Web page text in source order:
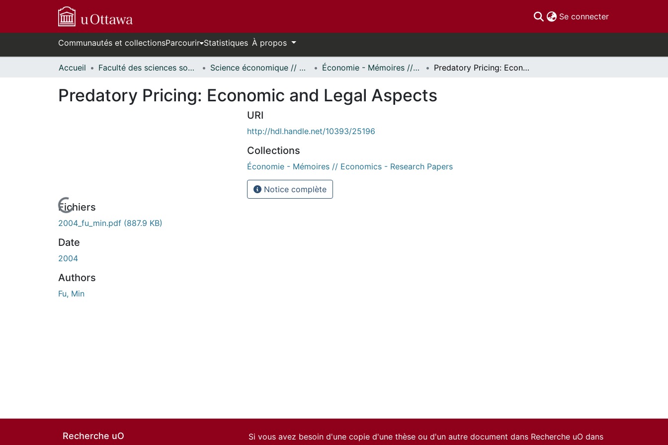
Se connecter(current)
Communautés et collectionsParcourir Statistiques À propos
Accueil Faculté des sciences sociales // Faculty of Social Sciences Science économique // Economics Économie - Mémoires // Economics - Research Papers Predatory Pricing: Economic and Legal Aspects
Predatory Pricing: Economic and Legal Aspects
En cours de chargement...
Fichiers
2004_fu_min.pdf (887.9 KB)
Date
2004
Authors
Fu, Min
URI
http://hdl.handle.net/10393/25196
Collections
Économie - Mémoires // Economics - Research Papers
Notice complète
Recherche uO
Si vous avez besoin d'une copie d'une thèse ou d'un autre document dans Recherche uO dans